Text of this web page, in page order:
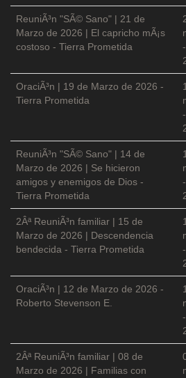
ReuniÃ³n "SÃ© Sano" | 21 de
Marzo de 2026 | El capricho mÃ¡s
costoso - Tierra Prometida
-
OraciÃ³n | 19 de Marzo de 2026 -
Tierra Prometida
-
ReuniÃ³n "SÃ© Sano" | 14 de
Marzo de 2026 | Se hicieron
amigos y enemigos de Dios -
Tierra Prometida
-
2Âª ReuniÃ³n familiar | 15 de
Marzo de 2026 | Descendencia
bendecida - Tierra Prometida
-
OraciÃ³n | 12 de Marzo de 2026 -
Roberto Stevenson E.
-
2Âª ReuniÃ³n familiar | 08 de
Marzo de 2026 | Familias con